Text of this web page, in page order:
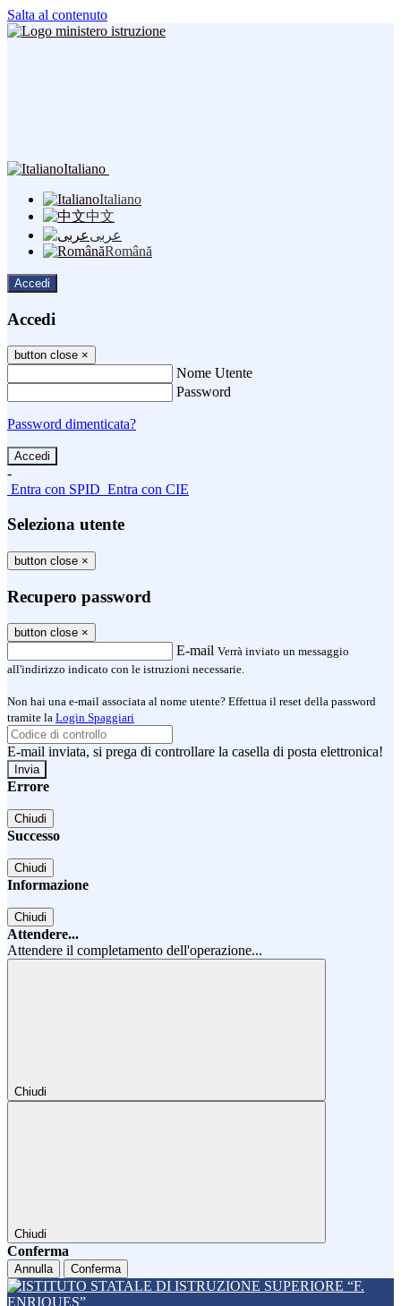
Salta al contenuto
Italiano
Italiano
中文
عربى
Română
Accedi
Accedi
button close ×
Nome Utente
Password
Password dimenticata?
-
Entra con SPID Entra con CIE
Seleziona utente
button close ×
Recupero password
button close ×
E-mail Verrà inviato un messaggio
all'indirizzo indicato con le istruzioni necessarie.
Non hai una e-mail associata al nome utente? Effettua il reset della password
tramite la Login Spaggiari
E-mail inviata, si prega di controllare la casella di posta elettronica!
Errore
Chiudi
Successo
Chiudi
Informazione
Chiudi
Attendere...
Attendere il completamento dell'operazione...
Chiudi
Chiudi
Conferma
Annulla Conferma